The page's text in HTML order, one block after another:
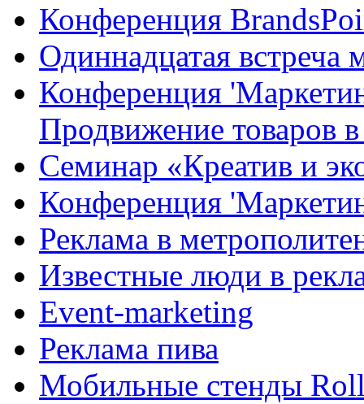
Конференция
Одиннадцатая
Конференция
Продвижение товаров
Семинар «Креатив и
Конференция
Реклама в
Известные люди в
Event-marketing
Реклама пива
Мобильные стенды